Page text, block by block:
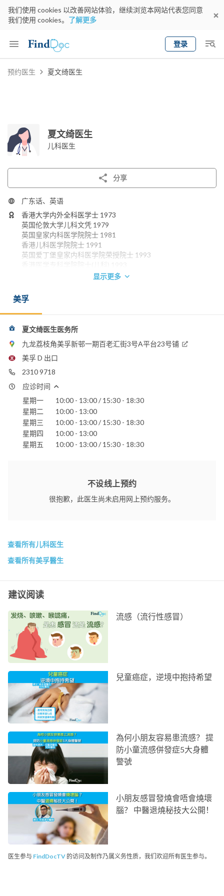
我们使用 cookies 以改善网站体验，继续浏览本网站代表您同意
我们使用 cookies。 了解更多
登录
Keyword
预约医生 夏文绮医生
夏文绮医生
儿科医生
分享
广东话、英语
香港大学内外全科医学士 1973
英国伦敦大学儿科文凭 1979
英国皇家内科医学院院士 1981
香港儿科医学院院士 1991
英国爱丁堡皇家内科医学院荣授院士 1993
英国皇家儿科医学院院员 1999
电话：
显示更多
美孚
夏文绮医生医务所
九龙荔枝角美孚新邨一期百老汇街3号A平台23号铺
美孚 D 出口
2310 9718
应诊时间
星期一
10:00 - 13:00 / 15:30 - 18:30
星期二
10:00 - 13:00
星期三
10:00 - 13:00 / 15:30 - 18:30
星期四
10:00 - 13:00
星期五
10:00 - 13:00 / 15:30 - 18:30
不设线上预约
很抱歉，此医生尚未启用网上预约服务。
查看所有儿科医生
查看所有美孚醫生
建议阅读
流感（流行性感冒）
兒童癌症，逆境中抱持希望
為何小朋友容易患流感？ 提
防小童流感併發症5大身體
警號
小朋友感冒發燒會唔會燒壞
腦？ 中醫退燒秘技大公開！
医生参与 FindDocTV 的访问及制作乃属义务性质，我们欢迎所有医生参与。